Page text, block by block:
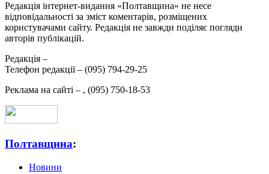
Редакція інтернет-видання «Полтавщина» не несе
відповідальності за зміст коментарів, розміщених
користувачами сайту. Редакція не завжди поділяє погляди
авторів публікацій.
Редакція –
Телефон редакції – (095) 794-29-25
Реклама на сайті – , (095) 750-18-53
Полтавщина:
Новини